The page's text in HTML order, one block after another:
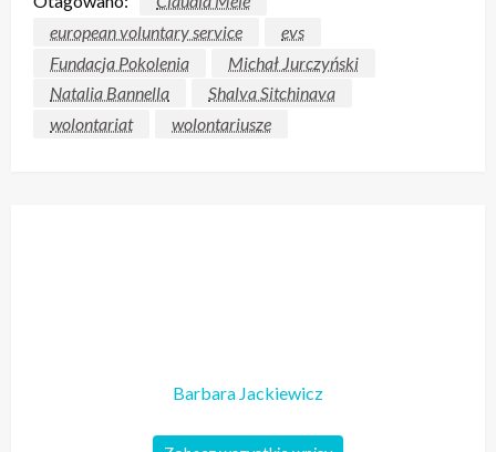
european voluntary service
evs
Fundacja Pokolenia
Michał Jurczyński
Natalia Bannella
Shalva Sitchinava
wolontariat
wolontariusze
Barbara Jackiewicz